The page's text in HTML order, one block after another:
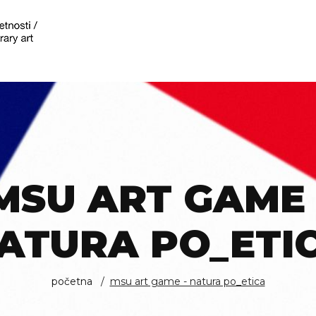
ART GAME
početna msu art game - natura po_etica